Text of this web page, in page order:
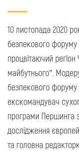
10 листопада 2020
безпекового
процвітаючий регіон
майбутнього”.
безпекового форуму
екскомандувач
програми Першинга
дослідження
та головна